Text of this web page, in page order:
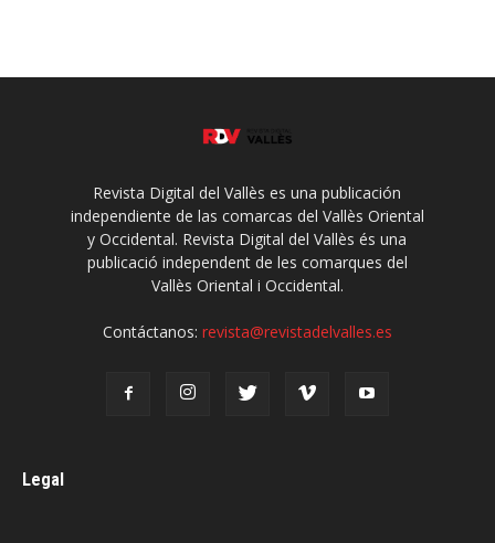
Revista Digital del Vallès es una publicación
independiente de las comarcas del Vallès Oriental
y Occidental. Revista Digital del Vallès és una
publicació independent de les comarques del
Vallès Oriental i Occidental.
Contáctanos: revista@revistadelvalles.es
Legal